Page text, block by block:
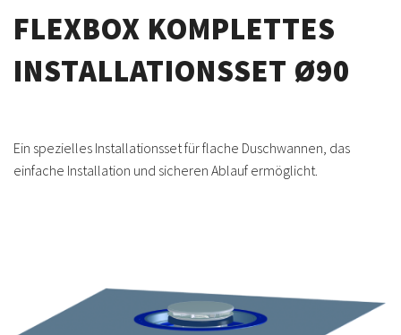
FLEXBOX KOMPLETTES
INSTALLATIONSSET Ø90
Ein spezielles Installationsset für flache Duschwannen, das
einfache Installation und sicheren Ablauf ermöglicht.